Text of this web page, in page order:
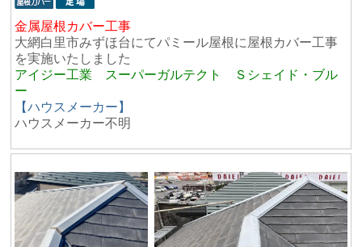
金属屋根カバー工事
大網白里市みずほ台にてパミール屋根に屋根カバー工事
を実施いたしました
アイジー工業 スーパーガルテクト Ｓシェイド・ブル
ー
【ハウスメーカー】
ハウスメーカー不明